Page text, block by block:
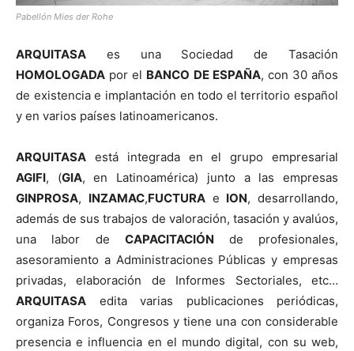
Pabellón Mies der Rohe
ARQUITASA es una Sociedad de Tasación
HOMOLOGADA por el BANCO DE ESPAÑA, con 30 años
de existencia e implantación en todo el territorio español
y en varios países latinoamericanos.
ARQUITASA está integrada en el grupo empresarial
AGIFI, (GIA, en Latinoamérica) junto a las empresas
GINPROSA, INZAMAC,FUCTURAe ION, desarrollando,
además de sus trabajos de valoración, tasación y avalúos,
una labor deCAPACITACIÓN de profesionales,
asesoramiento a Administraciones Públicas y empresas
privadas, elaboración de Informes Sectoriales, etc…
ARQUITASA edita varias publicaciones periódicas,
organiza Foros, Congresos y tiene una con considerable
presencia e influencia en el mundo digital, con su web,